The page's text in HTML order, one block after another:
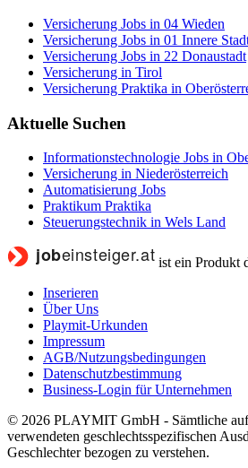
Versicherung Jobs in 04 Wieden
Versicherung Jobs in 01 Innere
Versicherung Jobs in 22 Donaustadt
Versicherung in Tirol
Versicherung Praktika in
Aktuelle Suchen
Informationstechnologie Jobs in
Versicherung in Niederösterreich
Automatisierung Jobs
Praktikum Praktika
Steuerungstechnik in Wels Land
ist ein Produkt
Inserieren
Über Uns
Playmit-Urkunden
Impressum
AGB/Nutzungsbedingungen
Datenschutzbestimmung
Business-Login für Unternehmen
© 2026 PLAYMIT GmbH - Sämtliche auf
verwendeten geschlechtsspezifischen
Geschlechter bezogen zu verstehen.